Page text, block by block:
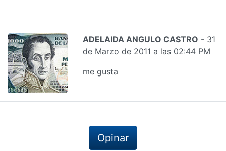
ADELAIDA ANGULO CASTRO - 31
de Marzo de 2011 a las 02:44 PM
me gusta
Opinar